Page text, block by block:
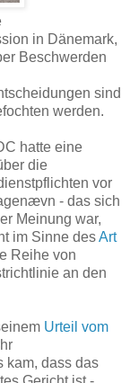
in Dänemark,
Beschwerden
sind
werden.
hatte eine
die
vor
- das sich
Meinung war,
im Sinne desArt
Reihe von
an den
Urteil vom
kam, dass das